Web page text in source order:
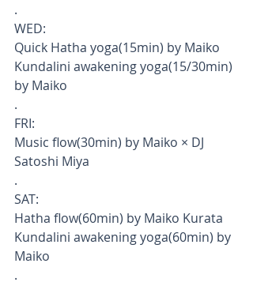
.
WED:
Quick Hatha yoga(15min) by Maiko
Kundalini awakening yoga(15/30min)
by Maiko
.
FRI:
Music flow(30min) by Maiko × DJ
Satoshi Miya
.
SAT:
Hatha flow(60min) by Maiko Kurata
Kundalini awakening yoga(60min) by
Maiko
.